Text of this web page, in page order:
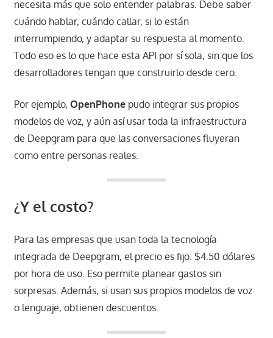
necesita más que solo entender palabras. Debe saber
cuándo hablar, cuándo callar, si lo están
interrumpiendo, y adaptar su respuesta al momento.
Todo eso es lo que hace esta API por sí sola, sin que los
desarrolladores tengan que construirlo desde cero.
Por ejemplo, OpenPhonepudo integrar sus propios
modelos de voz, y aún así usar toda la infraestructura
de Deepgram para que las conversaciones fluyeran
como entre personas reales.
¿Y el costo?
Para las empresas que usan toda la tecnología
integrada de Deepgram, el precio es fijo: $4.50 dólares
por hora de uso. Eso permite planear gastos sin
sorpresas. Además, si usan sus propios modelos de voz
o lenguaje, obtienen descuentos.